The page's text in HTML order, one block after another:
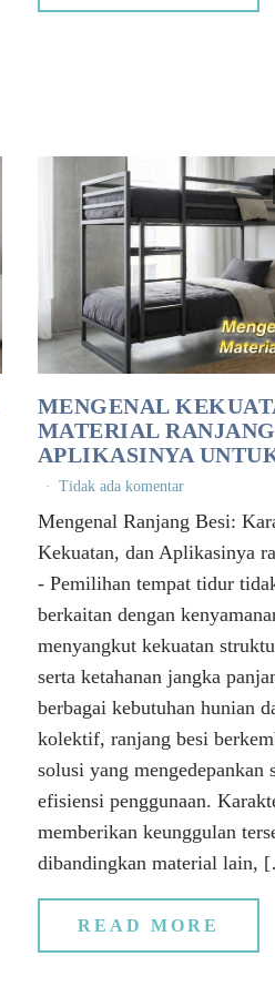
MENGENAL
MATERIAL
APLIKASINYA
Tidak ada komentar
Mengenal Ranjang Besi:
Kekuatan, dan Aplikasinya
- Pemilihan tempat tidur
berkaitan dengan
menyangkut kekuatan
serta ketahanan jangka
berbagai kebutuhan hunian
kolektif, ranjang besi
solusi yang mengedepankan
efisiensi penggunaan.
memberikan keunggulan
dibandingkan material lain,
READ MORE